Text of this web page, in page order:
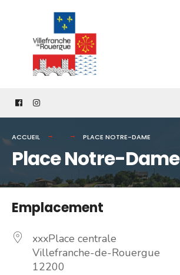
content
ACCUEIL PLACE NOTRE-DAME
Place Notre-Dame
Emplacement
xxxPlace centrale
Villefranche-de-Rouergue
12200